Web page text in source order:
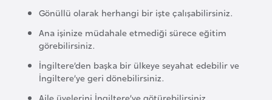
Gönüllü olarak herhangi bir işte çalışabilirsiniz.
Ana işinize müdahale etmediği sürece eğitim
görebilirsiniz.
İngiltere’den başka bir ülkeye seyahat edebilir ve
İngiltere’ye geri dönebilirsiniz.